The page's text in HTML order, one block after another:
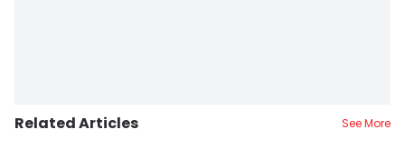
Related Articles See More